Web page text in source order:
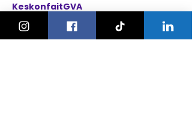
KeskonfaitGVA
Le guide des sorties et activités
pour les familles à Genève.